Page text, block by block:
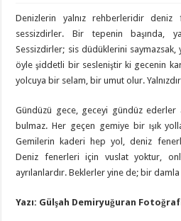
Denizlerin yalnız rehberleridir
sessizdirler. Bir tepenin başında,
Sessizdirler; sis düdüklerini saymazsak,
öyle şiddetli bir sesleniştir ki gecenin
yolcuya bir selam, bir umut olur.
Gündüzü gece, geceyi gündüz ederler
bulmaz. Her geçen gemiye bir ışık
Gemilerin kaderi hep yol, deniz
Deniz fenerleri için vuslat yoktur,
ayrılanlardır. Beklerler yine de; bir
Yazı: Gülşah Demiryuğuran